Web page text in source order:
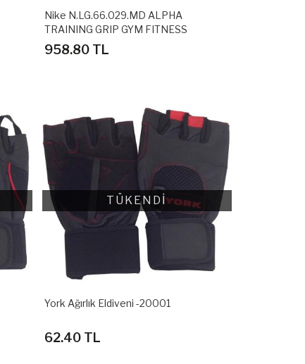
Nike N.LG.66.029.MD ALPHA
TRAINING GRIP GYM FITNESS
ELDİVENİ
958.80 TL
TÜKENDİ
York Ağırlık Eldiveni -20001
62.40 TL